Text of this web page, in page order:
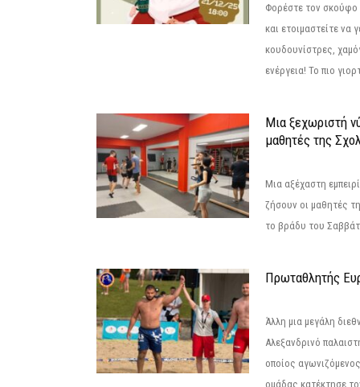
Φορέστε τον σκούφο
και ετοιμαστείτε να
κουδουνίστρες,
ενέργεια! Το πιο
Μια ξεχωριστή
μαθητές της
Μια αξέχαστη
ζήσουν οι μαθητές
το βράδυ του
Πρωταθλητής
Άλλη μια μεγάλη
Αλεξανδρινό
οποίος
ομάδας κατέκτησε